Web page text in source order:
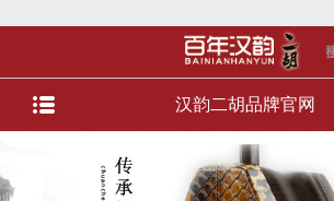
汉韵二胡品牌官网